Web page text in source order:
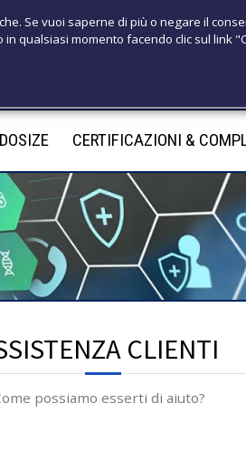
CERTIFICAZIONI &
CLIENTI
possiamo esserti di aiuto?
Se vuoi saperne di più o negare il
qualsiasi momento facendo clic sul link